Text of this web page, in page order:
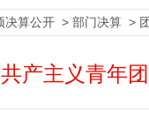
决算公开 > 部门决算 >
产主义青年